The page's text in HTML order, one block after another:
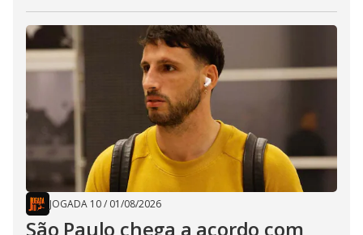
JOGADA 10/ 01/08/2026
São Paulo chega a acordo com